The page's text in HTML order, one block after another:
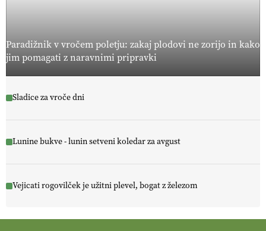
Paradižnik v vročem poletju: zakaj plodovi ne zorijo in kako
jim pomagati z naravnimi pripravki
Sladice za vroče dni
Lunine bukve - lunin setveni koledar za avgust
Vejicati rogovilček je užitni plevel, bogat z železom